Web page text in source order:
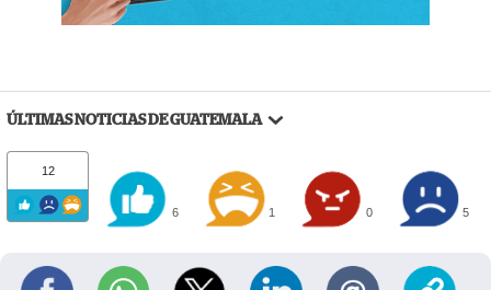
ÚLTIMAS NOTICIAS DE GUATEMALA
12
6 1 0 5